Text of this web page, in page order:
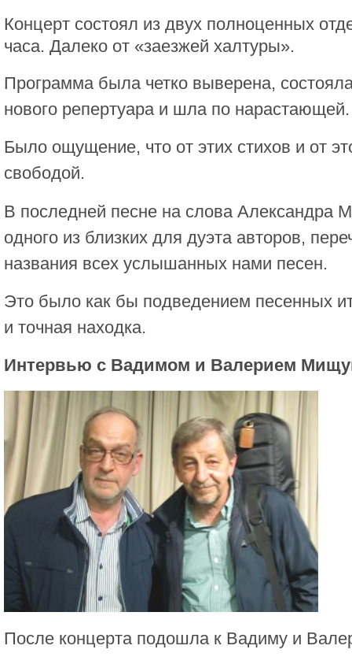
Концерт состоял из двух полноценных
часа. Далеко от «заезжей халтуры».
Программа была четко выверена,
нового репертуара и шла по нарастающей.
Было ощущение, что от этих стихов и от
свободой.
В последней песне на слова Александра
одного из близких для дуэта авторов,
названия всех услышанных нами песен.
Это было как бы подведением песенных
и точная находка.
Интервью с Вадимом и Валерием
После концерта подошла к Вадиму и